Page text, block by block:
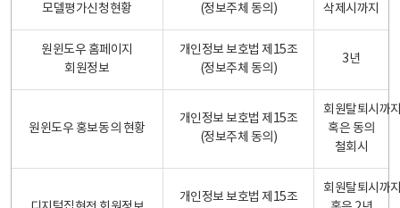
모델평가신청현황
(정보주체 동의)
삭제시까지
원윈도우 홈페이지
회원정보
개인정보 보호법 제15조
(정보주체 동의)
3년
원윈도우 홍보동의 현황
개인정보 보호법 제15조
(정보주체 동의)
회원탈퇴시까
혹은 동의
철회시
개인정보 보호법 제15조
회원탈퇴시까